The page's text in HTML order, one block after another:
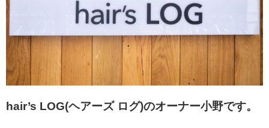
hair’s LOG(ヘアーズ ログ)のオーナー小野です。